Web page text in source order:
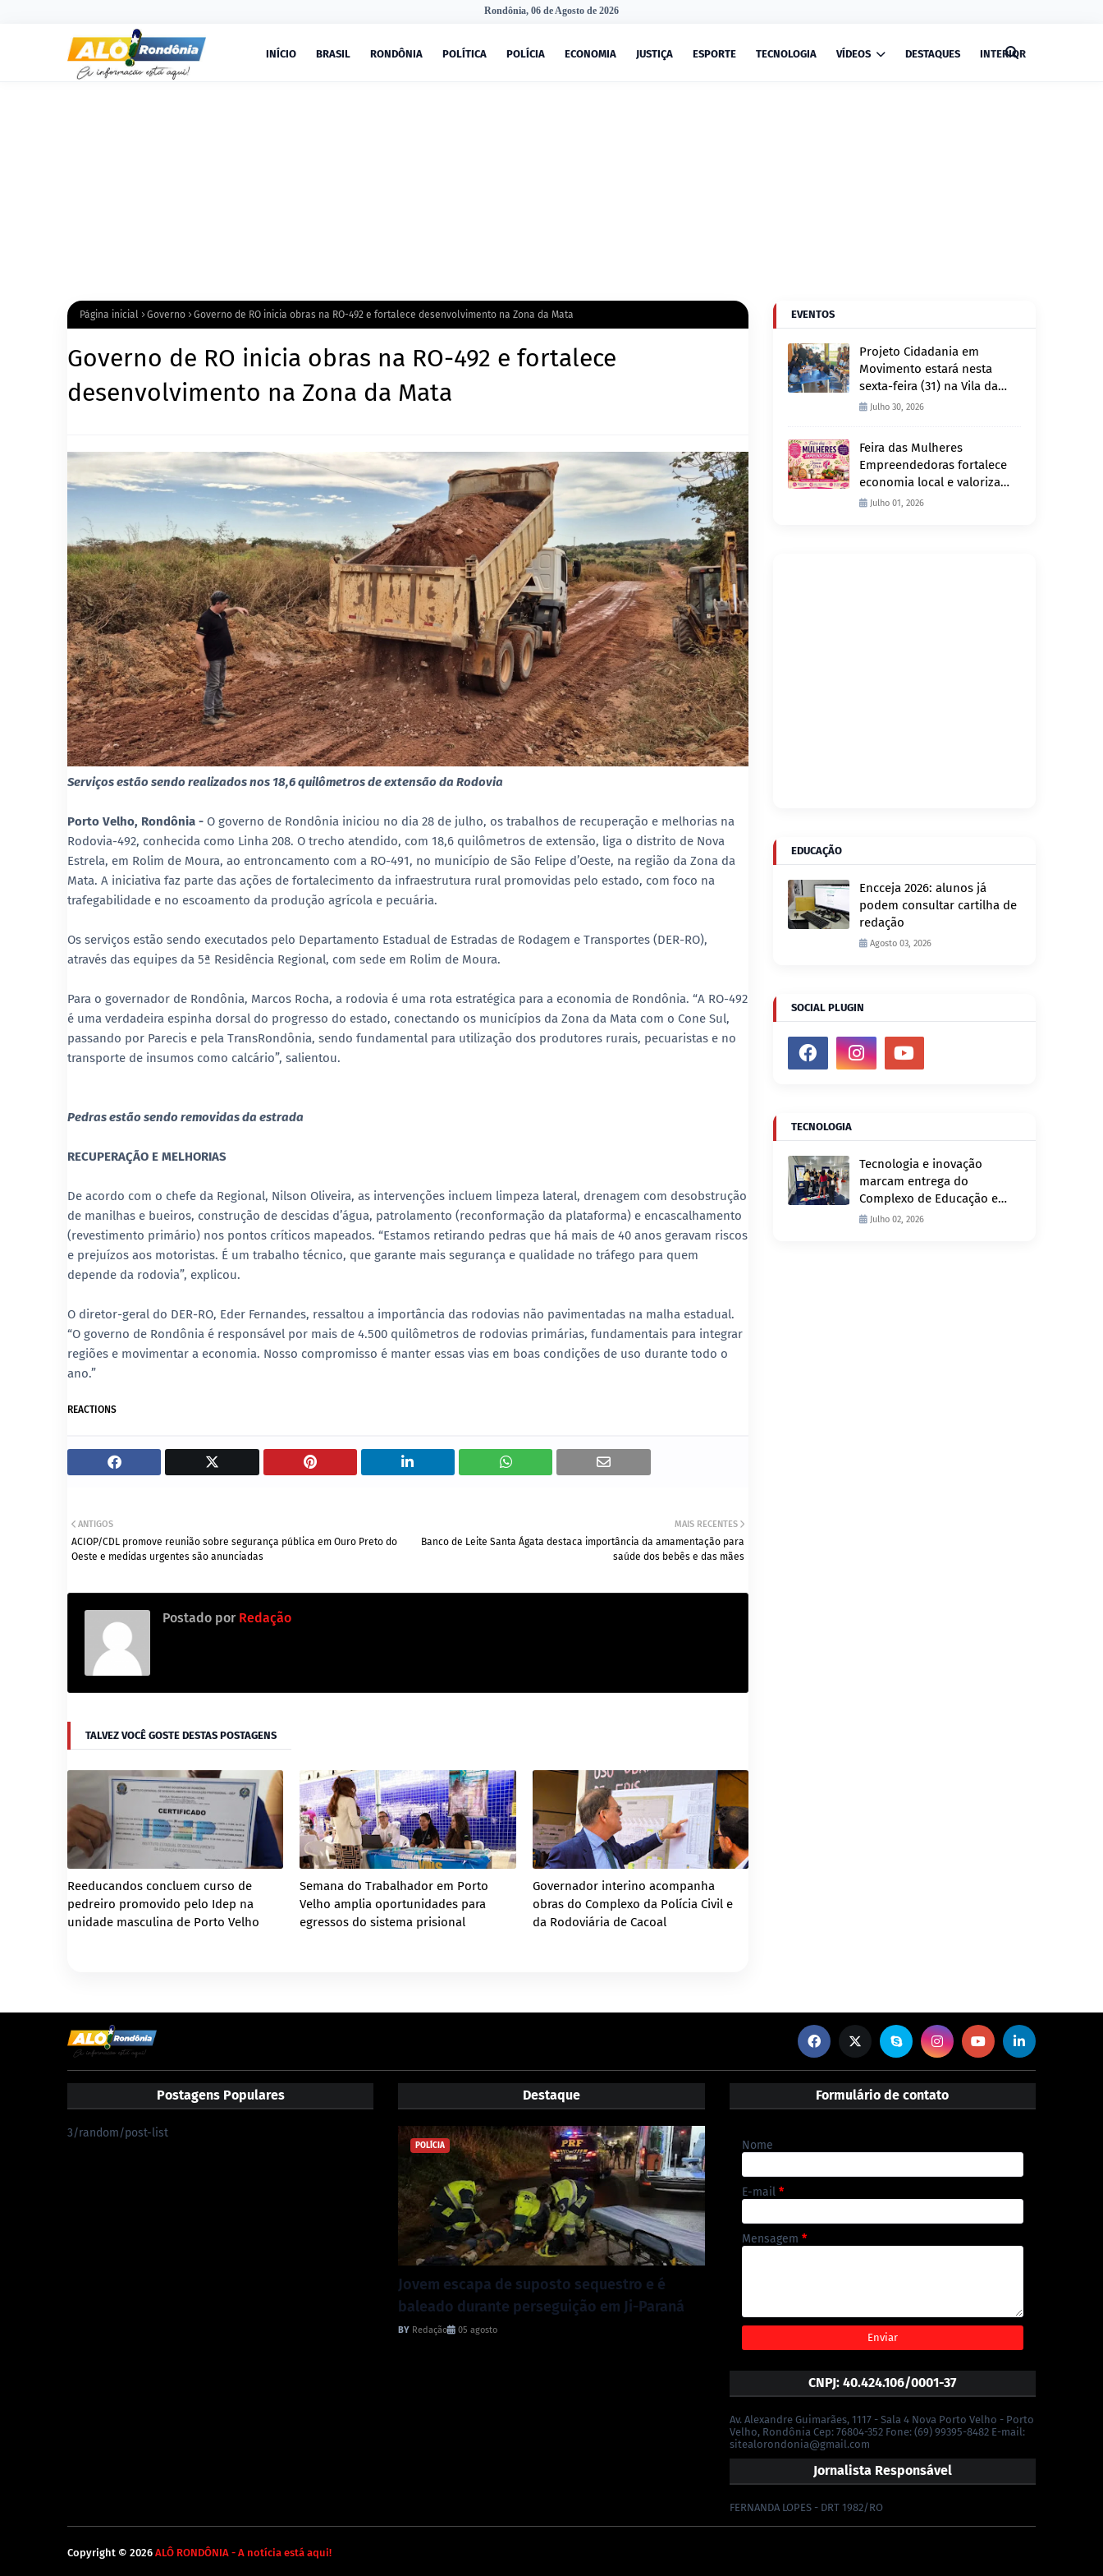
Rondônia, 06 de Agosto de 2026
INÍCIO BRASIL RONDÔNIA POLÍTICA POLÍCIA ECONOMIA JUSTIÇA ESPORTE TECNOLOGIA VÍDEOS DESTAQUES INTERIOR
Página inicial Governo Governo de RO inicia obras na RO-492 e fortalece desenvolvimento na Zona da Mata
Governo de RO inicia obras na RO-492 e fortalece
desenvolvimento na Zona da Mata
Serviços estão sendo realizados nos 18,6 quilômetros de extensão da Rodovia
Porto Velho, Rondônia - O governo de Rondônia iniciou no dia 28 de julho, os trabalhos de recuperação e melhorias na
Rodovia-492, conhecida como Linha 208. O trecho atendido, com 18,6 quilômetros de extensão, liga o distrito de Nova
Estrela, em Rolim de Moura, ao entroncamento com a RO-491, no município de São Felipe d’Oeste, na região da Zona da
Mata. A iniciativa faz parte das ações de fortalecimento da infraestrutura rural promovidas pelo estado, com foco na
trafegabilidade e no escoamento da produção agrícola e pecuária.
Os serviços estão sendo executados pelo Departamento Estadual de Estradas de Rodagem e Transportes (DER-RO),
através das equipes da 5ª Residência Regional, com sede em Rolim de Moura.
Para o governador de Rondônia, Marcos Rocha, a rodovia é uma rota estratégica para a economia de Rondônia. “A RO-492
é uma verdadeira espinha dorsal do progresso do estado, conectando os municípios da Zona da Mata com o Cone Sul,
passando por Parecis e pela TransRondônia, sendo fundamental para utilização dos produtores rurais, pecuaristas e no
transporte de insumos como calcário”, salientou.
Pedras estão sendo removidas da estrada
RECUPERAÇÃO E MELHORIAS
De acordo com o chefe da Regional, Nilson Oliveira, as intervenções incluem limpeza lateral, drenagem com desobstrução
de manilhas e bueiros, construção de descidas d’água, patrolamento (reconformação da plataforma) e encascalhamento
(revestimento primário) nos pontos críticos mapeados. “Estamos retirando pedras que há mais de 40 anos geravam riscos
e prejuízos aos motoristas. É um trabalho técnico, que garante mais segurança e qualidade no tráfego para quem
depende da rodovia”, explicou.
O diretor-geral do DER-RO, Eder Fernandes, ressaltou a importância das rodovias não pavimentadas na malha estadual.
“O governo de Rondônia é responsável por mais de 4.500 quilômetros de rodovias primárias, fundamentais para integrar
regiões e movimentar a economia. Nosso compromisso é manter essas vias em boas condições de uso durante todo o
ano.”
REACTIONS
MAIS RECENTES
Banco de Leite Santa Ágata destaca importância da amamentação para
saúde dos bebês e das mães
ANTIGOS
ACIOP/CDL promove reunião sobre segurança pública em Ouro Preto do
Oeste e medidas urgentes são anunciadas
Postado por Redação
TALVEZ VOCÊ GOSTE DESTAS POSTAGENS
Reeducandos concluem curso de
pedreiro promovido pelo Idep na
unidade masculina de Porto Velho
Semana do Trabalhador em Porto
Velho amplia oportunidades para
egressos do sistema prisional
Governador interino acompanha
obras do Complexo da Polícia Civil e
da Rodoviária de Cacoal
EVENTOS
Projeto Cidadania em
Movimento estará nesta
sexta-feira (31) na Vila da
Penha e sábado (1º) em
Julho 30, 2026
Feira das Mulheres
Empreendedoras fortalece
economia local e valoriza
produção feminina no
Julho 01, 2026
EDUCAÇÃO
Encceja 2026: alunos já
podem consultar cartilha de
redação
Agosto 03, 2026
SOCIAL PLUGIN
TECNOLOGIA
Tecnologia e inovação
marcam entrega do
Complexo de Educação e
Fiscalização de Trânsito
Julho 02, 2026
Postagens Populares
3/random/post-list
Destaque
POLÍCIA
Jovem escapa de suposto sequestro e é
baleado durante perseguição em Ji-Paraná
Redação 05 agosto
Formulário de contato
Nome
E-mail *
Mensagem *
CNPJ: 40.424.106/0001-37
Av. Alexandre Guimarães, 1117 - Sala 4 Nova Porto Velho - Porto
Velho, Rondônia Cep: 76804-352 Fone: (69) 99395-8482 E-mail:
sitealorondonia@gmail.com
Jornalista Responsável
FERNANDA LOPES - DRT 1982/RO
Copyright © 2026 ALÔ RONDÔNIA - A notícia está aqui!